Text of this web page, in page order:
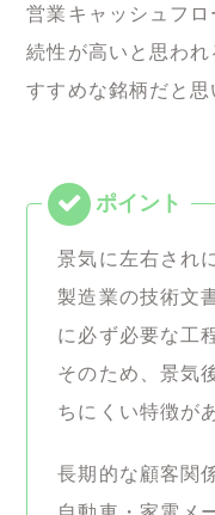
営業キャッシュフ
続性が高いと思わ
すすめな銘柄だと思
景気に左右され
製造業の技術文
に必ず必要な工
そのため、景気
ちにくい特徴が
長期的な顧客関